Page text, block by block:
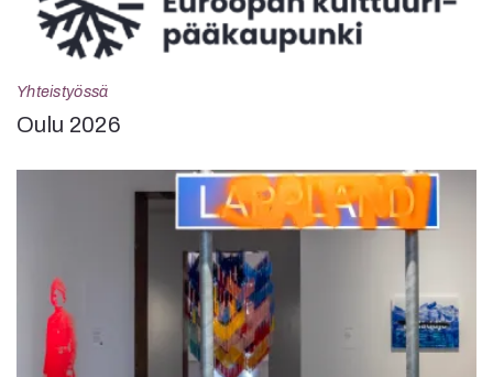
Yhteistyössä
Oulu 2026